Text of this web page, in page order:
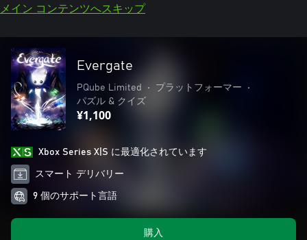
メイン コンテンツへスキップ
Evergate
PQube Limited • プラットフォーマー
•
パズル & クイズ
¥1,100
Xbox Series X|S に最適化されています
スマート デリバリー
9 個のサポート言語
購入